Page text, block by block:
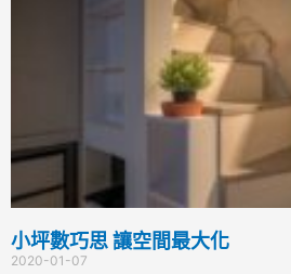
小坪數巧思 讓空間最大化
2020-01-07